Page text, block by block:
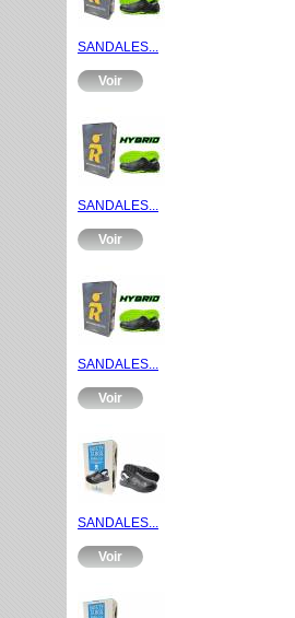
SANDALES...
Voir
SANDALES...
Voir
SANDALES...
Voir
SANDALES...
Voir